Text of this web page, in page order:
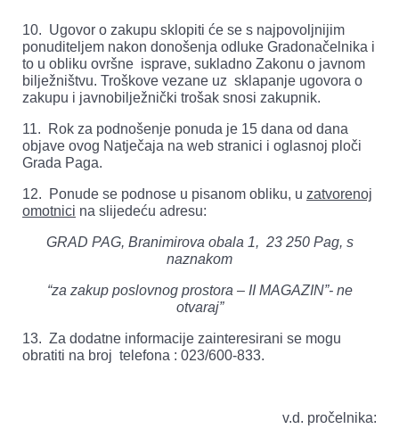
10. Ugovor o zakupu sklopiti će se s najpovoljnijim
ponuditeljem nakon donošenja odluke Gradonačelnika i
to u obliku ovršne isprave, sukladno Zakonu o javnom
bilježništvu. Troškove vezane uz sklapanje ugovora o
zakupu i javnobilježnički trošak snosi zakupnik.
11. Rok za podnošenje ponuda je 15 dana od dana
objave ovog Natječaja na web stranici i oglasnoj ploči
Grada Paga.
12. Ponude se podnose u pisanom obliku, u zatvorenoj
omotnici na slijedeću adresu:
GRAD PAG, Branimirova obala 1, 23 250 Pag, s
naznakom
“za zakup poslovnog prostora – II MAGAZIN”- ne
otvaraj”
13. Za dodatne informacije zainteresirani se mogu
obratiti na broj telefona : 023/600-833.
v.d. pročelnika: